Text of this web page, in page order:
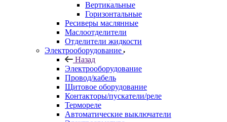
Вертикальные
Горизонтальные
Ресиверы маслянные
Маслоотделители
Отделители жидкости
Электрооборудование
Назад
Электрооборудование
Провод/кабель
Щитовое оборудование
Контакторы/пускатели/реле
Термореле
Автоматические выключатели